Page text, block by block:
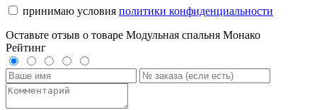
принимаю условия политики конфиденциальности
Оставьте отзыв о товаре Модульная спальня Монако
Рейтинг